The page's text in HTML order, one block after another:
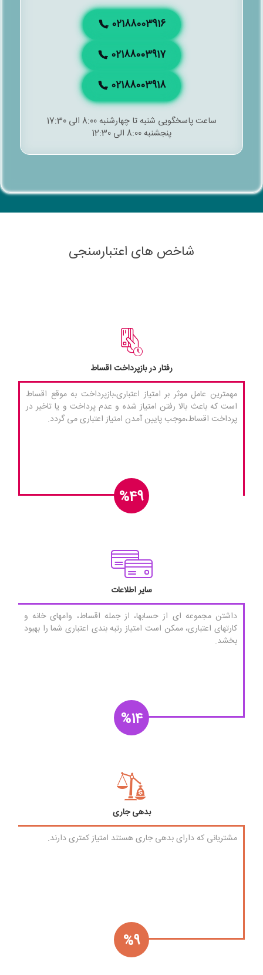
02188003916
02188003917
02188003918
ساعت پاسخگویی شنبه تا چهارشنبه 8:00 الی 17:30
پنجشنبه 8:00 الی 12:30
شاخص های اعتبارسنجی
رفتار در بازپرداخت اقساط
مهمترین عامل موثر بر امتیاز اعتباری،بازپرداخت به موقع اقساط
است که باعث بالا رفتن امتیاز شده و عدم پرداخت و یا تاخیر در
پرداخت اقساط،موجب پایین آمدن امتیاز اعتباری می گردد.
%49
سایر اطلاعات
داشتن مجموعه ای از حسابها، از جمله اقساط، وامهای خانه و
کارتهای اعتباری، ممکن است امتیاز رتبه بندی اعتباری شما را بهبود
بخشد.
%14
بدهی جاری
مشتریانی که دارای بدهی جاری هستند امتیاز کمتری دارند.
%9